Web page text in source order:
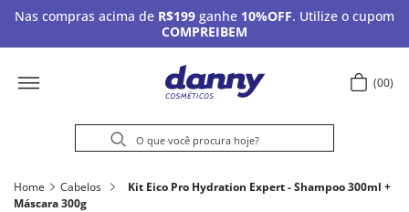
Nas compras acima de R$199 ganhe 10%OFF. Utilize o cupom
COMPREIBEM
00
Home Cabelos
Kit Eico Pro Hydration Expert - Shampoo 300ml +
Máscara 300g